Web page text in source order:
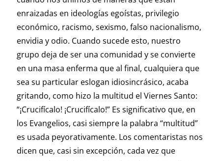
enraizadas en ideologías egoístas, privilegio
económico, racismo, sexismo, falso nacionalismo,
envidia y odio. Cuando sucede esto, nuestro
grupo deja de ser una comunidad y se convierte
en una masa enferma que al final, cualquiera que
sea su particular eslogan idiosincrásico, acaba
gritando, como hizo la multitud el Viernes Santo:
“¡Crucifícalo! ¡Crucifícalo!” Es significativo que, en
los Evangelios, casi siempre la palabra “multitud”
es usada peyorativamente. Los comentaristas nos
dicen que, casi sin excepción, cada vez que